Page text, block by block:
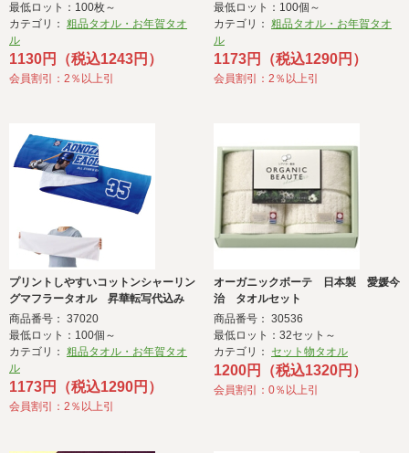
最低ロット：100枚～
カテゴリ： 粗品タオル・お年賀タオ
ル
1130円（税込1243円）
会員割引：2％以上引
最低ロット：100個～
カテゴリ： 粗品タオル・お年賀タオ
ル
1173円（税込1290円）
会員割引：2％以上引
プリントしやすいコットンシャーリン
グマフラータオル 昇華転写代込み
商品番号： 37020
最低ロット：100個～
カテゴリ： 粗品タオル・お年賀タオ
ル
1173円（税込1290円）
会員割引：2％以上引
オーガニックボーテ 日本製 愛媛今
治 タオルセット
商品番号： 30536
最低ロット：32セット～
カテゴリ： セット物タオル
1200円（税込1320円）
会員割引：0％以上引